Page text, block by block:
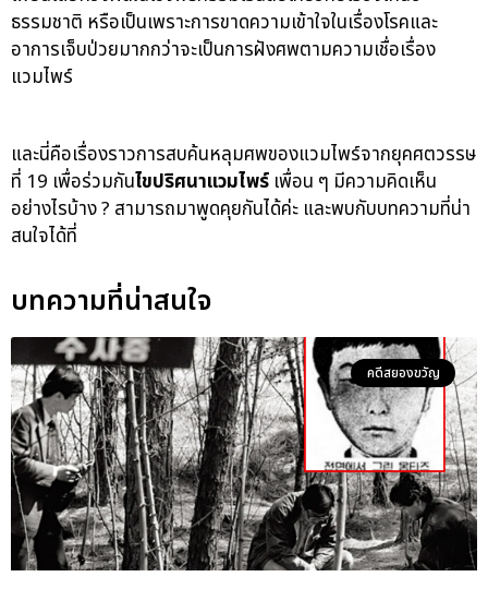
ธรรมชาติ หรือเป็นเพราะการขาดความเข้าใจในเรื่องโรคและ
อาการเจ็บป่วยมากกว่าจะเป็นการฝังศพตามความเชื่อเรื่อง
แวมไพร์
และนี่คือเรื่องราวการสบค้นหลุมศพของแวมไพร์จากยุคศตวรรษ
ที่ 19 เพื่อร่วมกันไขปริศนาแวมไพร์ เพื่อน ๆ มีความคิดเห็น
อย่างไรบ้าง ? สามารถมาพูดคุยกันได้ค่ะ และพบกับบทความที่น่า
สนใจได้ที่
บทความที่น่าสนใจ
คดีสยองขวัญ